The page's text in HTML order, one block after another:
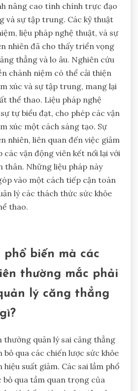
nâng cao tính chính trực đạo
và sự tập trung. Các kỹ thuật
liệu pháp nghệ thuật, và sự
nhiên đã cho thấy triển vọng
thẳng và lo âu. Nghiên cứu
chánh niệm có thể cải thiện
xúc và sự tập trung, mang lại
thể thao. Liệu pháp nghệ
tự biểu đạt, cho phép các vận
xúc một cách sáng tạo. Sự
nhiên, liên quan đến việc giảm
các vận động viên kết nối lại với
thân. Những liệu pháp này
vào một cách tiếp cận toàn
lý các thách thức sức khỏe
thao.
phổ biến mà các
thường mắc phải
lý căng thẳng